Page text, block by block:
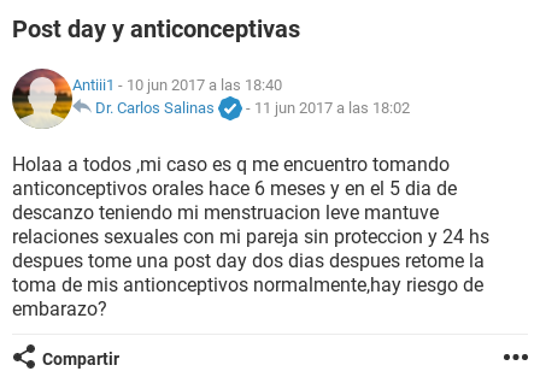
NUTRICIÓN
BIENESTAR
SEXUALIDAD
GLOSARIO
Post day y anticonceptivas
Antiii1 - 10 jun 2017 a las 18:40
Dr. Carlos Salinas
- 11 jun 2017 a las 18:02
Holaa a todos ,mi caso es q me encuentro tomando
anticonceptivos orales hace 6 meses y en el 5 dia de
descanzo teniendo mi menstruacion leve mantuve
relaciones sexuales con mi pareja sin proteccion y 24 hs
despues tome una post day dos dias despues retome la
toma de mis antionceptivos normalmente,hay riesgo de
embarazo?
Compartir